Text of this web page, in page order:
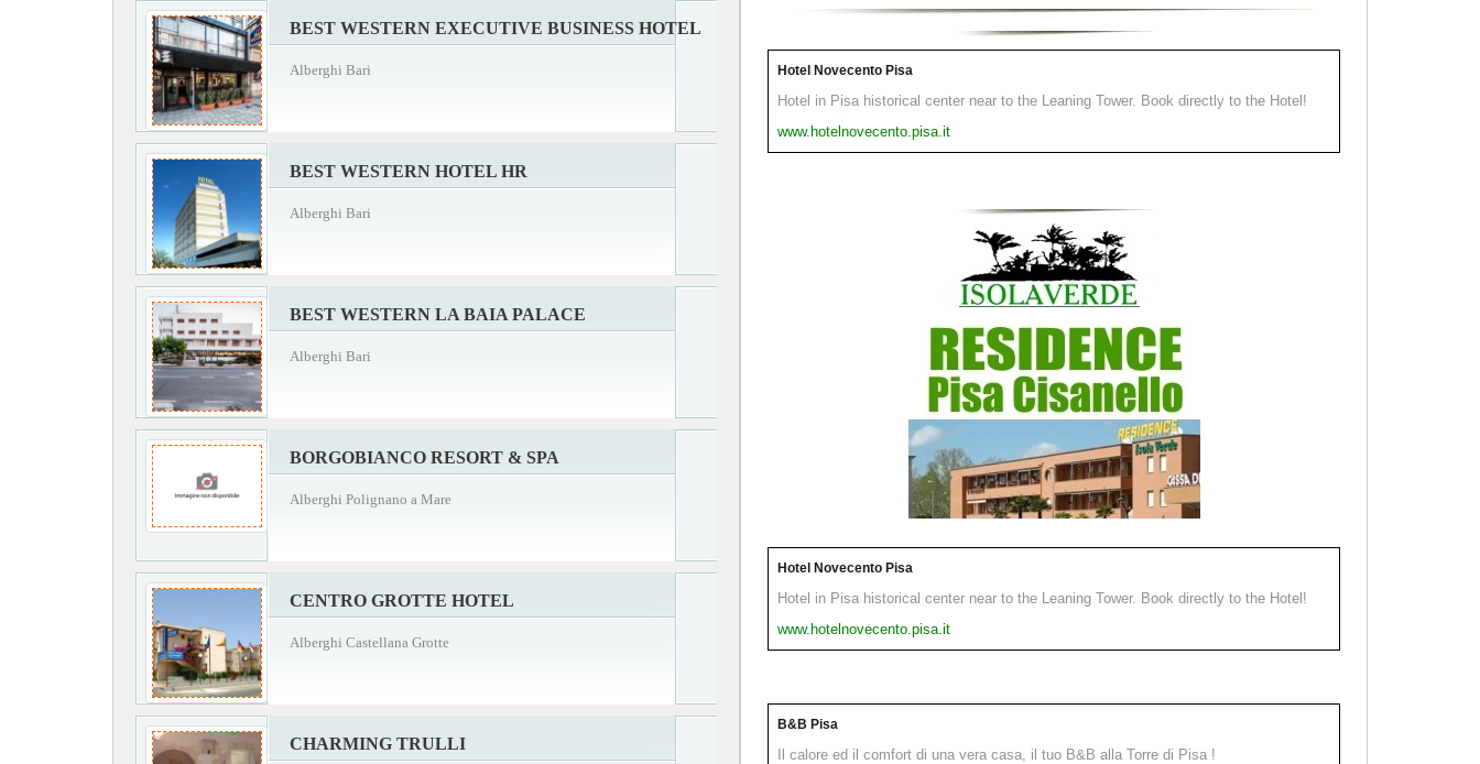
BEST WESTERN EXECUTIVE BUSINESS HOTEL
Alberghi Bari
BEST WESTERN HOTEL HR
Alberghi Bari
BEST WESTERN LA BAIA PALACE
Alberghi Bari
BORGOBIANCO RESORT & SPA
Alberghi Polignano a Mare
CENTRO GROTTE HOTEL
Alberghi Castellana Grotte
CHARMING TRULLI
Hotel Novecento Pisa
Hotel in Pisa historical center near to the Leaning Tower. Book directly to the Hotel!
www.hotelnovecento.pisa.it
Hotel Novecento Pisa
Hotel in Pisa historical center near to the Leaning Tower. Book directly to the Hotel!
www.hotelnovecento.pisa.it
B&B Pisa
Il calore ed il comfort di una vera casa, il tuo B&B alla Torre di Pisa !